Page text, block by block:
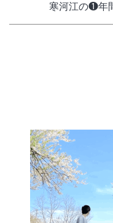
寒河江の❶年